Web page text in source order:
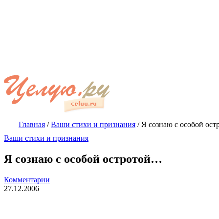
Главная /Ваши стихи и признания / Я сознаю с особой
Ваши стихи и признания
Я сознаю с особой остротой…
Комментарии
27.12.2006